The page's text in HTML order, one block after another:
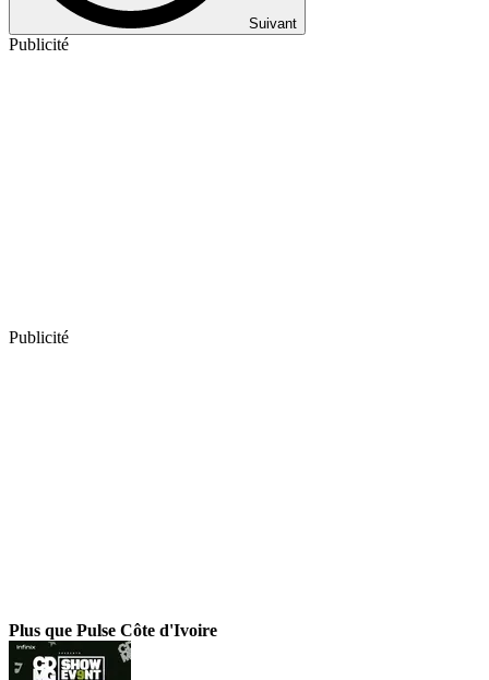
Suivant
Publicité
Publicité
Plus que Pulse Côte d'Ivoire